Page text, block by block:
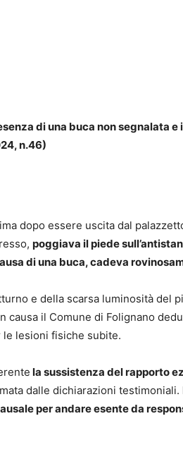
di una buca non segnalata e
n.46)
dopo essere uscita dal
poggiava il piede
di una buca, cadeva
e della scarsa luminosità del
causa il Comune di Folignano
lesioni fisiche subite.
la sussistenza del rapporto
dalle dichiarazioni testimoniali.
per andare esente da